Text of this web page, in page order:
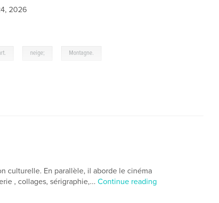
2026
neige; Montagne.
culturelle. En parallèle, il aborde le cinéma
, collages, sérigraphie,... Continue reading